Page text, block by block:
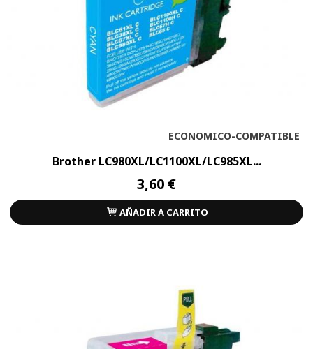
ECONOMICO-COMPATIBLE
Brother LC980XL/LC1100XL/LC985XL...
3,60 €
AÑADIR A CARRITO